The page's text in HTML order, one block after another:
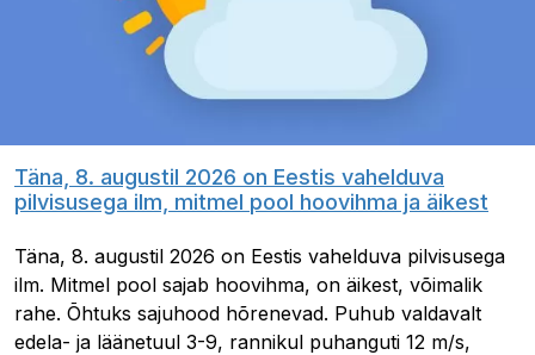
Täna, 8. augustil 2026 on Eestis vahelduva
pilvisusega ilm, mitmel pool hoovihma ja äikest
Täna, 8. augustil 2026 on Eestis vahelduva pilvisusega
ilm. Mitmel pool sajab hoovihma, on äikest, võimalik
rahe. Õhtuks sajuhood hõrenevad. Puhub valdavalt
edela- ja läänetuul 3-9, rannikul puhanguti 12 m/s,